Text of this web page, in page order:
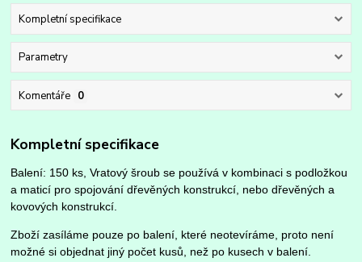
Kompletní specifikace
Parametry
Komentáře 0
Kompletní specifikace
Balení: 150 ks, Vratový šroub se používá v kombinaci s podložkou
a maticí pro spojování dřevěných konstrukcí, nebo dřevěných a
kovových konstrukcí.
Zboží zasíláme pouze po balení, které neotevíráme, proto není
možné si objednat jiný počet kusů, než po kusech v balení.